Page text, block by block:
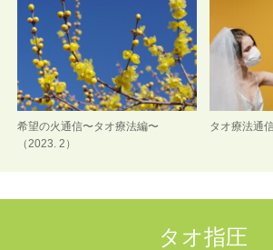
希望の火通信〜タオ療法編〜
（2023. 2）
タオ療法通
タオ指圧